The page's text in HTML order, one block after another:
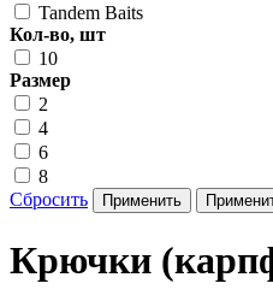
Tandem Baits
Кол-во, шт
10
Размер
2
4
6
8
Сбросить
Крючки